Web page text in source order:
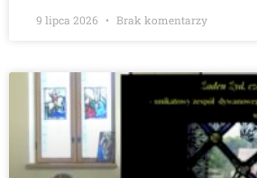
9 lipca 2026 Brak komentarzy